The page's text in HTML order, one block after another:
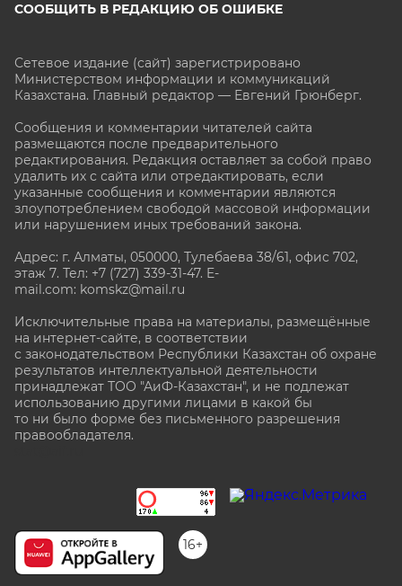
СООБЩИТЬ В РЕДАКЦИЮ ОБ ОШИБКЕ
Сетевое издание (сайт) зарегистрировано
Министерством информации и коммуникаций
Казахстана. Главный редактор — Евгений Грюнберг.
Сообщения и комментарии читателей сайта
размещаются после предварительного
редактирования. Редакция оставляет за собой право
удалить их с сайта или отредактировать, если
указанные сообщения и комментарии являются
злоупотреблением свободой массовой информации
или нарушением иных требований закона.
Адрес: г. Алматы, 050000, Тулебаева 38/61, офис 702,
этаж 7. Тел: +7 (727) 339-31-47. E-
mail.com: komskz@mail.ru
Исключительные права на материалы, размещённые
на интернет-сайте, в соответствии
с законодательством Республики Казахстан об охране
результатов интеллектуальной деятельности
принадлежат ТОО "АиФ-Казахстан", и не подлежат
использованию другими лицами в какой бы
то ни было форме без письменного разрешения
правообладателя.
16+